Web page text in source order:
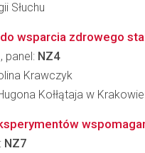
Słuchu
wsparcia zdrowego
panel: NZ4
Krawczyk
Kołłątaja w Krakowie
NZ7